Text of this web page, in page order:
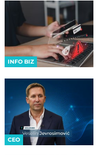
INFO BIZ
CEO